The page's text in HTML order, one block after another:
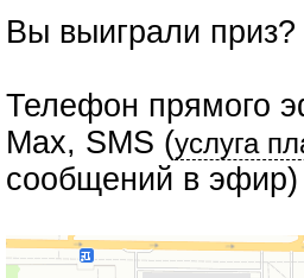
Вы выиграли приз?
Телефон прямого
Max, SMS (услуга
сообщений в эфир)